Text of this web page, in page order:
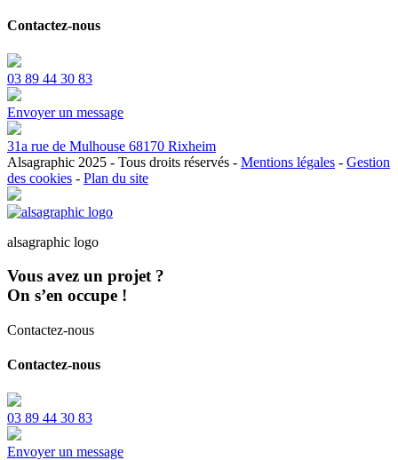
Contactez-nous
03 89 44 30 83
Envoyer un message
31a rue de Mulhouse 68170 Rixheim
Alsagraphic 2025 - Tous droits réservés - Mentions légales - Gestion
des cookies - Plan du site
Fermer
de
barre
coulissante
alsagraphic logo
Vous avez un projet ?
On s’en occupe !
Contactez-nous
Contactez-nous
03 89 44 30 83
Envoyer un message